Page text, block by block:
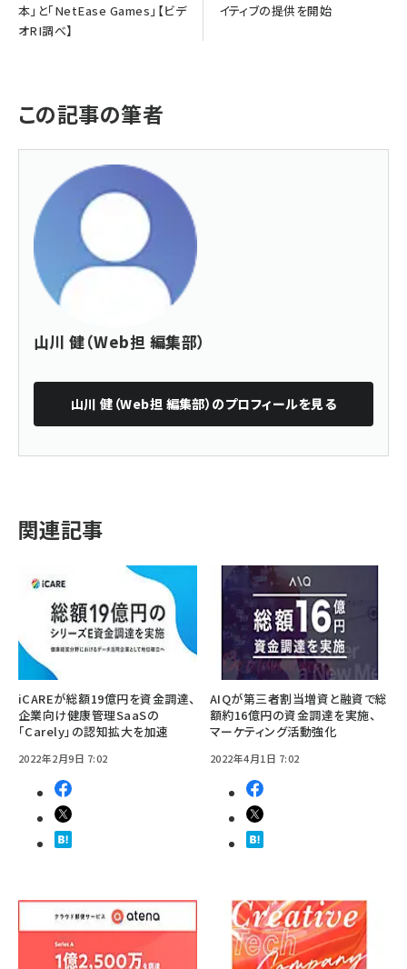
本」と「NetEase Games」【ビデ
オRI調べ】
イティブの提供を開始
この記事の筆者
山川 健（Web担 編集部）
山川 健（Web担 編集部） のプロフィールを見る
関連記事
iCAREが総額19億円を資金調達、
企業向け健康管理SaaSの
「Carely」の認知拡大を加速
2022年2月9日 7:02
AIQが第三者割当増資と融資で総
額約16億円の資金調達を実施、
マーケティング活動強化
2022年4月1日 7:02